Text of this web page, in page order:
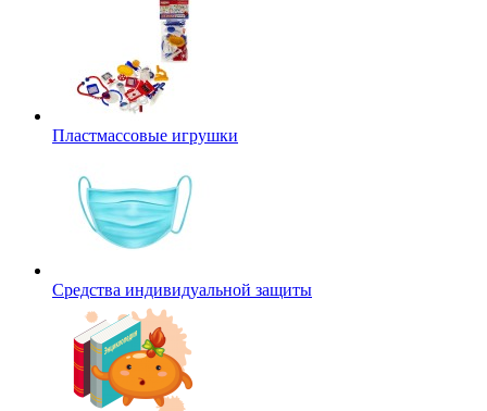
Пластмассовые игрушки
Средства индивидуальной защиты